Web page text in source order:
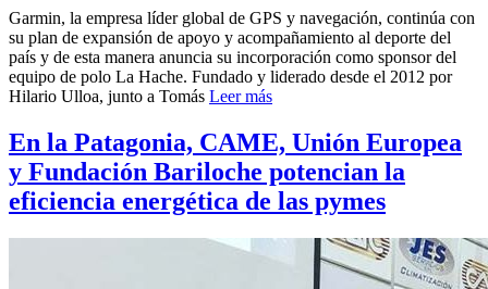
Garmin, la empresa líder global de GPS y navegación, continúa con
su plan de expansión de apoyo y acompañamiento al deporte del
país y de esta manera anuncia su incorporación como sponsor del
equipo de polo La Hache. Fundado y liderado desde el 2012 por
Hilario Ulloa, junto a Tomás Leer más
En la Patagonia, CAME, Unión Europea
y Fundación Bariloche potencian la
eficiencia energética de las pymes